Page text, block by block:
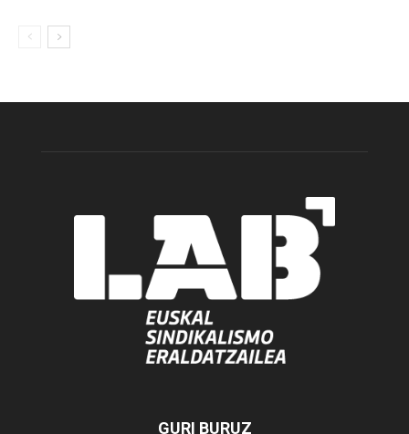
GURI BURUZ